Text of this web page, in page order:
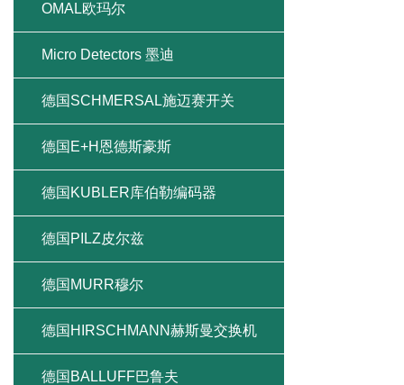
OMAL欧玛尔
Micro Detectors 墨迪
德国SCHMERSAL施迈赛开关
德国E+H恩德斯豪斯
德国KUBLER库伯勒编码器
德国PILZ皮尔兹
德国MURR穆尔
德国HIRSCHMANN赫斯曼交换机
德国BALLUFF巴鲁夫